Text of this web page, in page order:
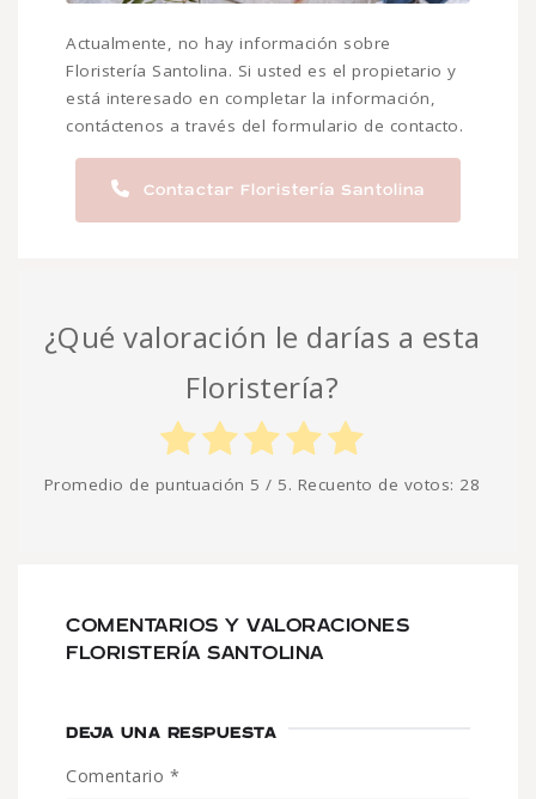
Actualmente, no hay información sobre
Floristería Santolina. Si usted es el propietario y
está interesado en completar la información,
contáctenos a través del formulario de contacto.
Contactar Floristería Santolina
¿Qué valoración le darías a esta
Floristería?
Promedio de puntuación 5 / 5. Recuento de votos: 28
COMENTARIOS Y VALORACIONES
FLORISTERÍA SANTOLINA
DEJA UNA RESPUESTA
Comentario *